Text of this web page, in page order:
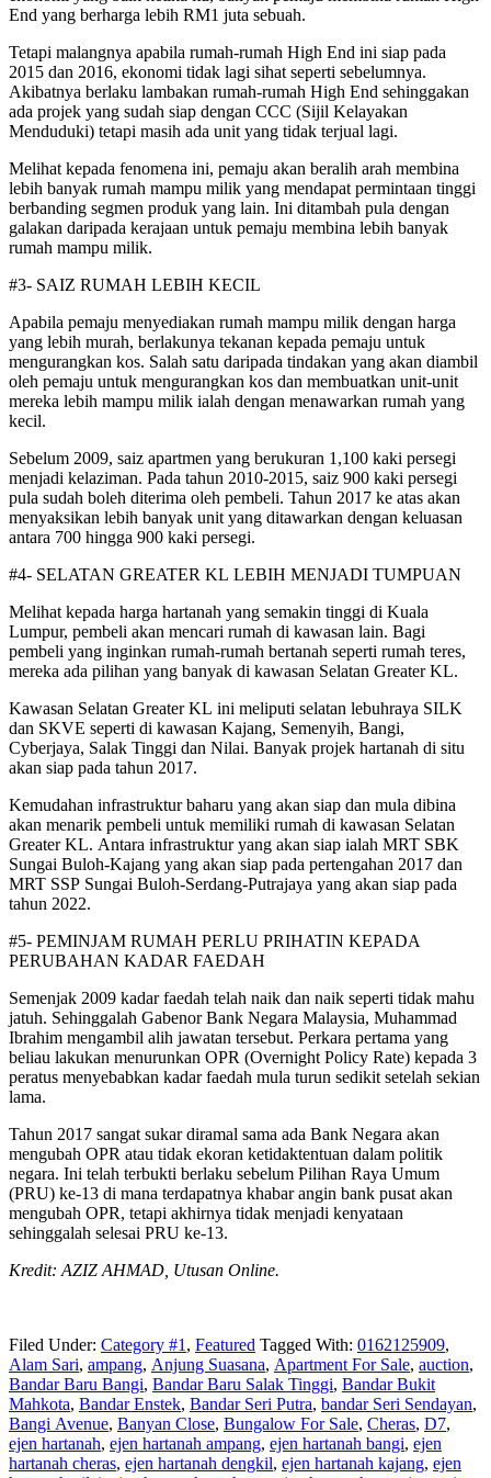
End yang berharga lebih RM1 juta sebuah.
Tetapi malangnya apabila rumah-rumah High End ini siap pada
2015 dan 2016, ekonomi tidak lagi sihat seperti sebelum­nya.
Akibatnya berlaku lambakan rumah-rumah High End sehinggakan
ada projek yang sudah siap dengan CCC (Sijil Kelaya­kan
Menduduki) tetapi masih ada unit yang tidak terjual lagi.
Melihat kepada fenomena ini, pemaju akan beralih arah membina
lebih banyak rumah mampu milik yang mendapat permintaan tinggi
berbanding segmen produk yang lain. Ini ditambah pula dengan
galakan daripada kerajaan untuk pemaju membina lebih banyak
rumah mampu milik.
#3- SAIZ RUMAH LEBIH KECIL
Apabila pemaju menyediakan rumah mampu milik deng­an harga
yang lebih murah, berlakunya tekanan kepada pemaju untuk
mengurangkan kos. Salah satu daripada tindakan yang akan diambil
oleh pemaju untuk mengurangkan kos dan membuatkan unit-unit
mereka lebih mampu milik ialah dengan menawarkan rumah yang
kecil.
Sebelum 2009, saiz apartmen yang berukuran 1,100 kaki persegi
menjadi kelaziman. Pada tahun 2010-2015, saiz 900 kaki persegi
pula sudah boleh diterima oleh pembeli. Tahun 2017 ke atas akan
menyaksikan lebih banyak unit yang ditawarkan dengan keluasan
antara 700 hingga 900 kaki persegi.
#4- SELATAN GREATER KL LEBIH MENJADI TUMPUAN
Melihat kepada harga harta­nah yang semakin tinggi di Kuala
Lumpur, pembeli akan mencari rumah di kawasan lain. Bagi
pembeli yang inginkan rumah-rumah bertanah seperti rumah teres,
mereka ada pilihan yang banyak di kawasan Selatan Greater KL.
Kawasan Selatan Greater KL ini meliputi selatan lebuhraya SILK
dan SKVE seperti di kawasan Kajang, Semenyih, Ba­ngi,
Cyberjaya, Salak Tinggi dan Nilai. Banyak projek hartanah di situ
akan siap pada tahun 2017.
Kemudahan infrastruktur baharu yang akan siap dan mula dibina
akan menarik pembeli untuk memiliki rumah di kawasan Selatan
Greater KL. Antara infrastruktur yang akan siap ialah MRT SBK
Sungai Buloh-Kajang yang akan siap pada pertengahan 2017 dan
MRT SSP Sungai Buloh-Serdang-Putrajaya yang akan siap pada
tahun 2022.
#5- PEMINJAM RUMAH PERLU PRIHATIN KEPADA
PERUBAHAN KADAR FAEDAH
Semenjak 2009 kadar faedah telah naik dan naik seperti tidak mahu
jatuh. Sehinggalah Gabenor Bank Negara Malaysia, Muhammad
Ibrahim mengambil alih jawatan tersebut. Perkara pertama yang
beliau lakukan menurunkan OPR (Overnight Policy Rate) kepada 3
peratus menyebabkan kadar faedah mula turun sedikit setelah sekian
lama.
Tahun 2017 sangat sukar diramal sama ada Bank Negara akan
mengubah OPR atau tidak ekoran ketidaktentuan dalam politik
negara. Ini telah terbukti berlaku sebelum Pilihan Raya Umum
(PRU) ke-13 di mana terdapatnya khabar angin bank pusat akan
mengubah OPR, tetapi akhirnya tidak menjadi kenyataan
sehinggalah selesai PRU ke-13.
Kredit: AZIZ AHMAD, Utusan Online.
Filed Under: Category #1 , Featured Tagged With: 0162125909,
Alam Sari, ampang, Anjung Suasana, Apartment For Sale, auction,
Bandar Baru Bangi, Bandar Baru Salak Tinggi, Bandar Bukit
Mahkota, Bandar Enstek, Bandar Seri Putra, bandar Seri Sendayan,
Bangi Avenue, Banyan Close, Bungalow For Sale, Cheras, D7,
ejen hartanah, ejen hartanah ampang, ejen hartanah bangi, ejen
hartanah cheras, ejen hartanah dengkil, ejen hartanah kajang, ejen